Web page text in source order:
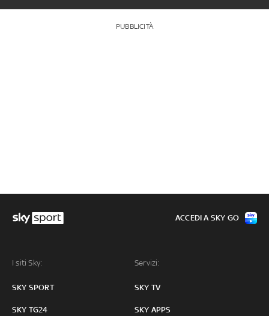
PUBBLICITÀ
I siti Sky:
SKY SPORT
SKY TG24
Servizi:
SKY TV
SKY APPS
ACCEDI A SKY GO